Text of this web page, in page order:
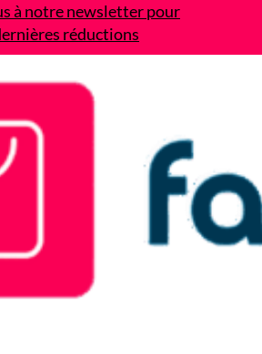
à notre newsletter pour
réductions